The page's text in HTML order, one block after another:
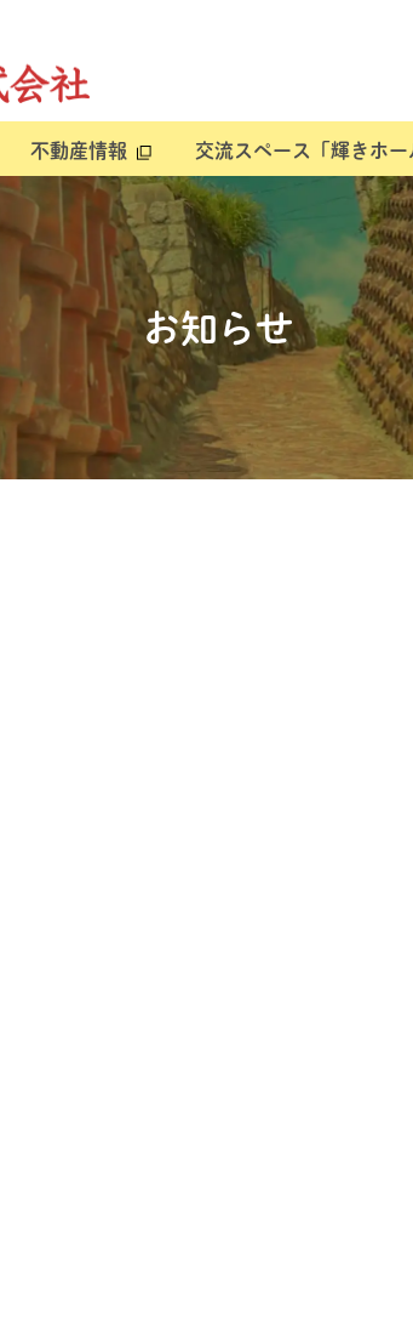
不動産情報 交流スペース「輝きホー
お知らせ